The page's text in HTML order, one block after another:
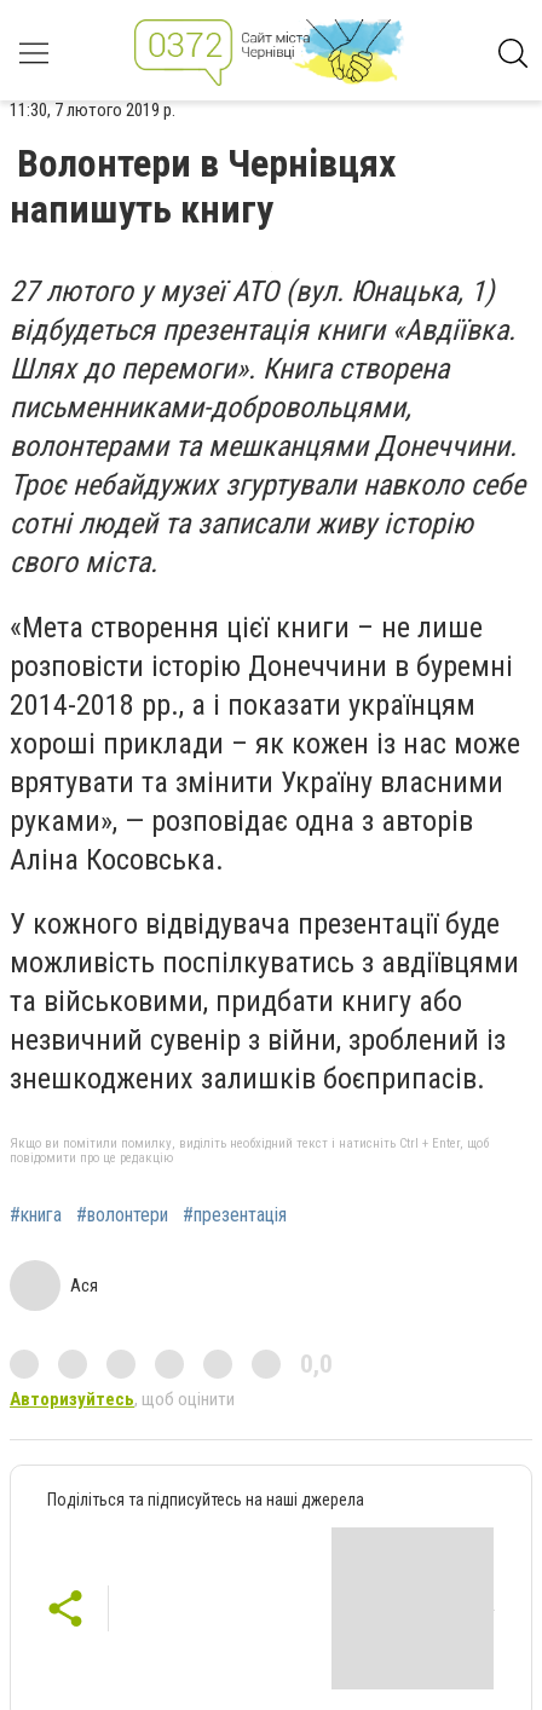
11:30, 7 лютого 2019 р.
Волонтери в Чернівцях
напишуть книгу
27 лютого у музеї АТО (вул. Юнацька, 1)
відбудеться презентація книги «Авдіївка.
Шлях до перемоги». Книга створена
письменниками-добровольцями,
волонтерами та мешканцями Донеччини.
Троє небайдужих згуртували навколо себе
сотні людей та записали живу історію
свого міста.
«Мета створення цієї книги – не лише
розповісти історію Донеччини в буремні
2014-2018 рр., а і показати українцям
хороші приклади – як кожен із нас може
врятувати та змінити Україну власними
руками», — розповідає одна з авторів
Аліна Косовська.
У кожного відвідувача презентації буде
можливість поспілкуватись з авдіївцями
та військовими, придбати книгу або
незвичний сувенір з війни, зроблений із
знешкоджених залишків боєприпасів.
Якщо ви помітили помилку, виділіть необхідний текст і натисніть Ctrl + Enter, щоб
повідомити про це редакцію
#книга #волонтери #презентація
Ася
0,0
Авторизуйтесь, щоб оцінити
Поділіться та підписуйтесь на наші джерела